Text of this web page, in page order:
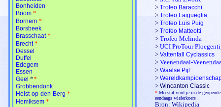
Bonheiden
Boom *
Bornem *
Borsbeek
Brasschaat *
Brecht *
Dessel
Duffel
Edegem
Essen
Geel **
Grobbendonk
Heist-op-den-Berg *
Hemiksem *
> Trofeo Baracchi
> Trofeo Laigueglia
> Trofeo Luis Puig
> Trofeo Matteotti
> Trofeo Melinda
> UCI ProTour
> Vattenfall Cyclassics
> Veenendaal-
> Waalse Pijl
>
> Wincanton Classic
* Meestal vind je in de
eendaags wielerkoers
Bron: Wikipedia